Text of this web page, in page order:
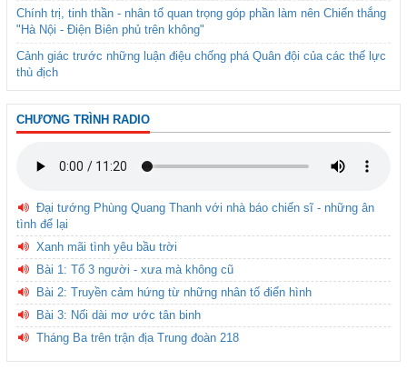
Chính trị, tinh thần - nhân tố quan trọng góp phần làm nên Chiến thắng
"Hà Nội - Điện Biên phủ trên không"
Cảnh giác trước những luận điệu chống phá Quân đội của các thế lực
thù địch
CHƯƠNG TRÌNH RADIO
Đại tướng Phùng Quang Thanh với nhà báo chiến sĩ - những ân
tình để lại
Xanh mãi tình yêu bầu trời
Bài 1: Tổ 3 người - xưa mà không cũ
Bài 2: Truyền cảm hứng từ những nhân tố điển hình
Bài 3: Nối dài mơ ước tân binh
Tháng Ba trên trận địa Trung đoàn 218